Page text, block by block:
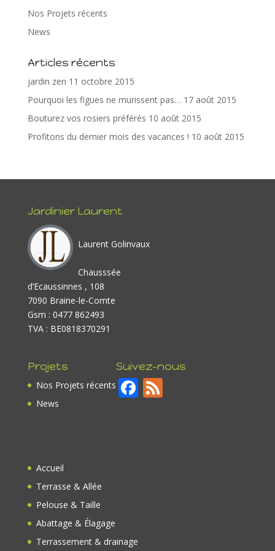
e
b
o
o
k
itter
st
n
Nos Projets récents
News
Articles récents
jardin zen 11 octobre 2015
Pourquoi les figues ne murissent pas… 17 août 2015
Bouturez vos rosiers préférés 10 août 2015
Profitons du dernier mois des vacances ! 10 août 2015
Jardinier Laurent
Laurent Golinvaux
Chausssée
d’Ecaussinnes , 108
7090 Braine-le-Comte
Gsm : 0477 862493
TVA : BE0818370291
Projets
Nos Projets récents
News
Suivez-nous
F F
Accueil
Terrasse & Allée
Pelouse & Taille
Abattage & Élagage
Terrassement & drainage